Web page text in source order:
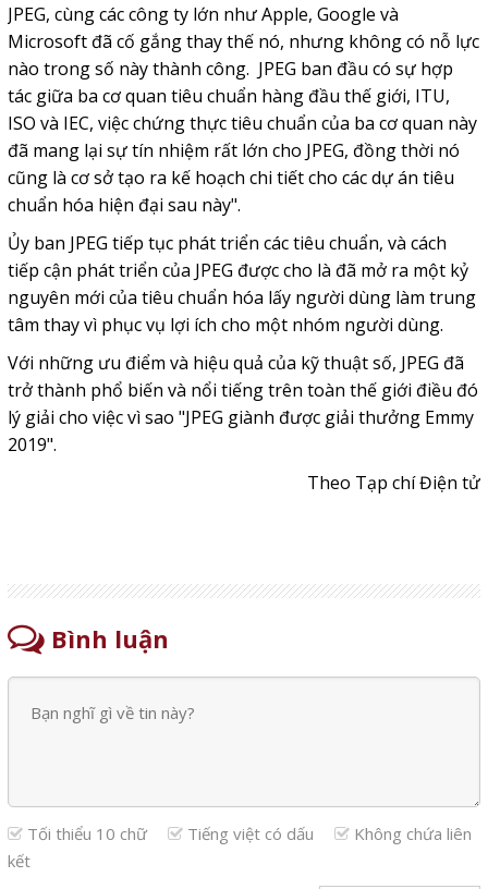
JPEG, cùng các công ty lớn như Apple, Google và
Microsoft đã cố gắng thay thế nó, nhưng không có nỗ lực
nào trong số này thành công. JPEG ban đầu có sự hợp
tác giữa ba cơ quan tiêu chuẩn hàng đầu thế giới, ITU,
ISO và IEC, việc chứng thực tiêu chuẩn của ba cơ quan này
đã mang lại sự tín nhiệm rất lớn cho JPEG, đồng thời nó
cũng là cơ sở tạo ra kế hoạch chi tiết cho các dự án tiêu
chuẩn hóa hiện đại sau này".
Ủy ban JPEG tiếp tục phát triển các tiêu chuẩn, và cách
tiếp cận phát triển của JPEG được cho là đã mở ra một kỷ
nguyên mới của tiêu chuẩn hóa lấy người dùng làm trung
tâm thay vì phục vụ lợi ích cho một nhóm người dùng.
Với những ưu điểm và hiệu quả của kỹ thuật số, JPEG đã
trở thành phổ biến và nổi tiếng trên toàn thế giới điều đó
lý giải cho việc vì sao "JPEG giành được giải thưởng Emmy
2019".
Theo Tạp chí Điện tử
Bình luận
Tối thiểu 10 chữ Tiếng việt có dấu
Không chứa liên
kết